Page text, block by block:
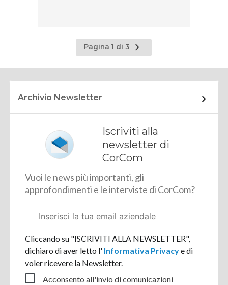
Pagina 1 di 3
Pagina
successiva
Archivio Newsletter
Iscriviti alla
newsletter di
CorCom
Vuoi le news più importanti, gli
approfondimenti e le interviste di CorCom?
aziendale
Cliccando su "ISCRIVITI ALLA NEWSLETTER",
dichiaro di aver letto l' Informativa Privacye di
voler ricevere la Newsletter.
Acconsento all'invio di comunicazioni